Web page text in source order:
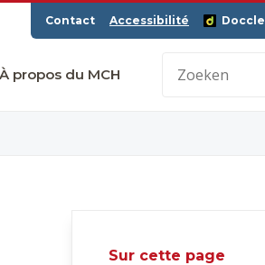
Contact Accessibilité Doccle
À propos du MCH
Sur cette page